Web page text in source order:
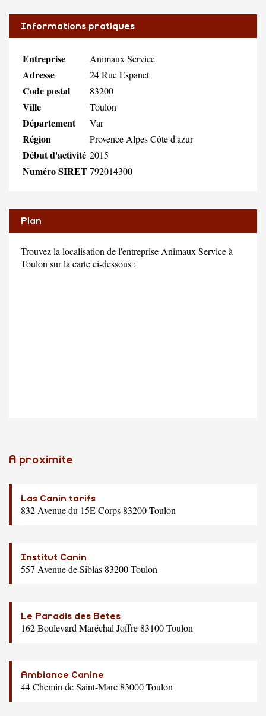
Informations pratiques
Entreprise Animaux Service
Adresse 24 Rue Espanet
Code postal 83200
Ville Toulon
Département Var
Région Provence Alpes Côte d'azur
Début d'activité 2015
Numéro SIRET792014300
Plan
Trouvez la localisation de l'entreprise Animaux Service à
Toulon sur la carte ci-dessous :
A proximite
Las Canin tarifs
832 Avenue du 15E Corps 83200 Toulon
Institut Canin
557 Avenue de Siblas 83200 Toulon
Le Paradis des Betes
162 Boulevard Maréchal Joffre 83100 Toulon
Ambiance Canine
44 Chemin de Saint-Marc 83000 Toulon